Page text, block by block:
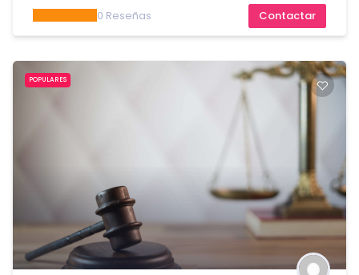
0 Reseñas Contactar
POPULARES